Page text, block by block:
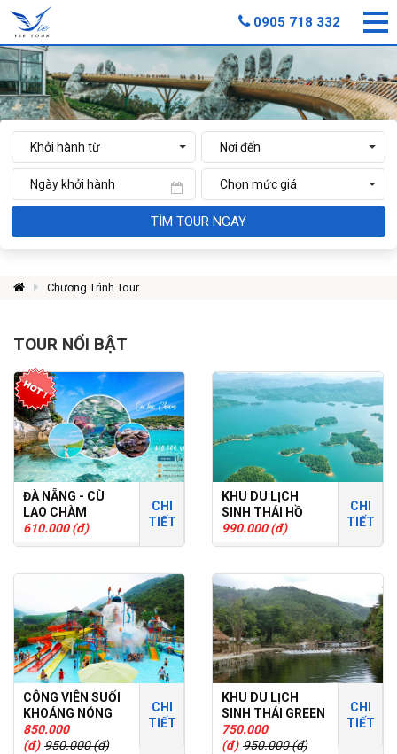
TÌM TOUR NGAY
Chương Trình Tour
TOUR NỔI BẬT
ĐÀ NẴNG - CÙ
LAO CHÀM
610.000 (đ)
CHI
TIẾT
KHU DU LỊCH
SINH THÁI HỒ
PHÚ NINH
990.000 (đ)
CHI
TIẾT
CÔNG VIÊN SUỐI
KHOÁNG NÓNG
NÚI THẦN TÀI
850.000
(đ) 950.000 (đ)
CHI
TIẾT
KHU DU LỊCH
SINH THÁI GREEN
WORLD
750.000
(đ) 950.000 (đ)
CHI
TIẾT
0905 718 332